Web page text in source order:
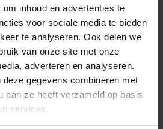
inhoud en advertenties te
voor sociale media te bieden
te analyseren. Ook delen we
van onze site met onze
adverteren en analyseren.
gegevens combineren met
aan ze heeft verzameld op basis
services.